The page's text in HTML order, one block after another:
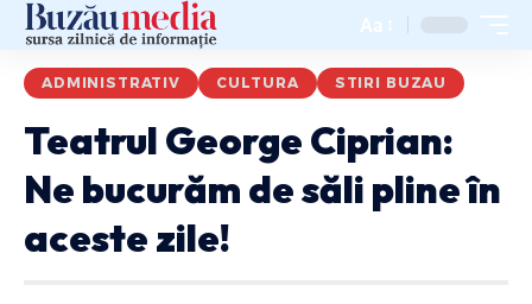
Aa
ADMINISTRATIV CULTURA STIRI BUZAU
Teatrul George Ciprian:
Ne bucurăm de săli pline în
aceste zile!